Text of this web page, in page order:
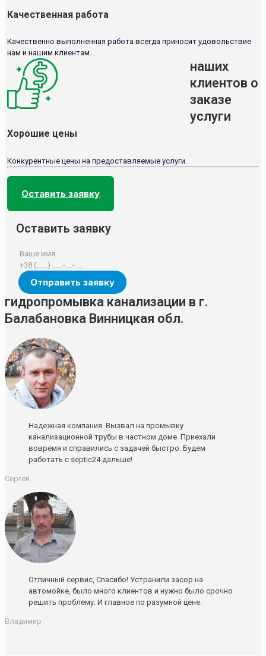
Качественная работа
Качественно выполненная работа всегда приносит удовольствие
нам и нашим клиентам.
Хорошие цены
Конкурентные цены на предоставляемые услуги.
Оставить заявку
Оставить заявку
наших
клиентов о
заказе
услуги
гидропромывка канализации в г.
Балабановка Винницкая обл.
Надежная компания. Вызвал на промывку
канализационной трубы в частном доме. Приехали
вовремя и справились с задачей быстро. Будем
работать с septic24 дальше!
Сергей
Отличный сервис, Спасибо! Устранили засор на
автомойке, было много клиентов и нужно было срочно
решить проблему. И главное по разумной цене.
Владимир